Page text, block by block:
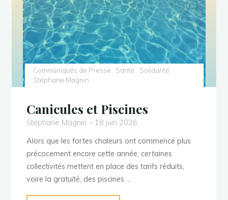
du
CLSPD
ouverte
à
tous
les
!"
les
Valentinois.es
qui
habitent
des
passoires
Communiqués de Presse Santé
Solidarité
Stéphane Magnin
Canicules et Piscines
Stephane Magnin
18 juin 2026
Alors que les fortes chaleurs ont commencé plus
précocement encore cette année, certaines
collectivités mettent en place des tarifs réduits,
voire la gratuité, des piscines …